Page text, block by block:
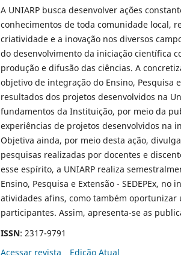
A UNIARP busca desenvolver ações
conhecimentos de toda comunidade local,
criatividade e a inovação nos diversos
do desenvolvimento da iniciação científica
produção e difusão das ciências. A
objetivo de integração do Ensino, Pesquisa
resultados dos projetos desenvolvidos na
fundamentos da Instituição, por meio da
experiências de projetos desenvolvidos na
Objetiva ainda, por meio desta ação,
pesquisas realizadas por docentes e
esse espírito, a UNIARP realiza
Ensino, Pesquisa e Extensão - SEDEPEx,
atividades afins, como também
participantes. Assim, apresenta-se as
ISSN: 2317-9791
Acessar revista
Edição Atual